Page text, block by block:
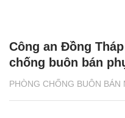
PHÒNG CHỐNG BUÔN BÁN
Công an Đồng
chống buôn bán